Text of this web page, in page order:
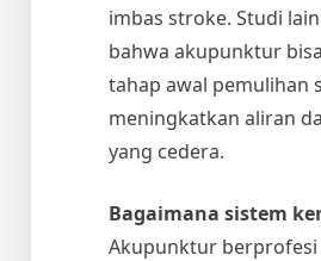
imbas stroke. Studi
bahwa akupunktur
tahap awal pemulihan
meningkatkan aliran
yang cedera.
Bagaimana sistem
Akupunktur berprofesi